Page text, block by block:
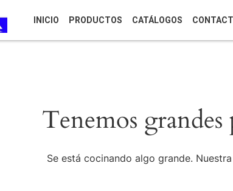
INICIO PRODUCTOS CATÁLOGOS
Tenemos
Se está cocinando algo grande.